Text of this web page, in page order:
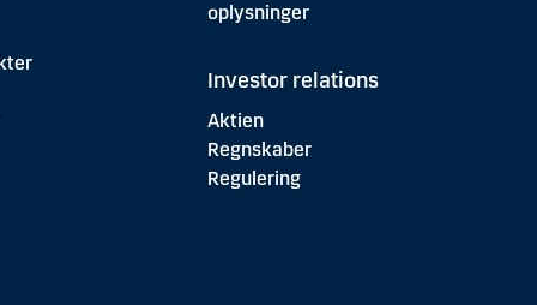
oplysninger
Investor relations
Aktien
Regnskaber
Regulering